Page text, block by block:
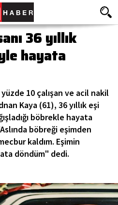
36 yıllık
hayata
10 çalışan ve acil nakil
Kaya (61), 36 yıllık eşi
böbrekle hayata
böbreği eşimden
kaldım. Eşimin
döndüm" dedi.